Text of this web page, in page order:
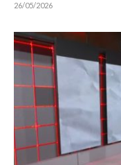
26/05/2026